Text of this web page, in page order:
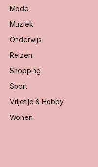
Mode
Muziek
Onderwijs
Reizen
Shopping
Sport
Vrijetijd & Hobby
Wonen